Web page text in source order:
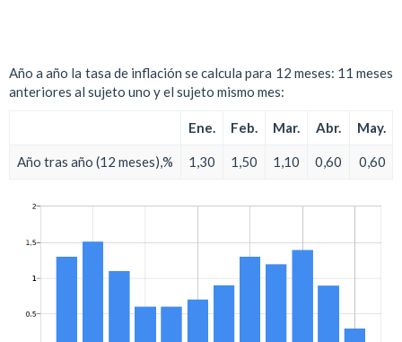
Año a año la tasa de inflación se calcula para 12 meses: 11 meses
anteriores al sujeto uno y el sujeto mismo mes:
Ene. Feb. Mar. Abr. May.
Año tras año (12 meses),% 1,30 1,50 1,10 0,60 0,60